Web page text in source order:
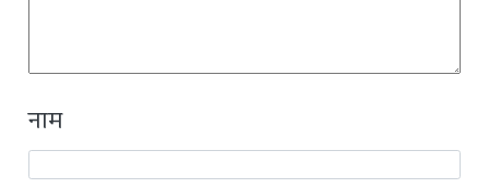
नाम